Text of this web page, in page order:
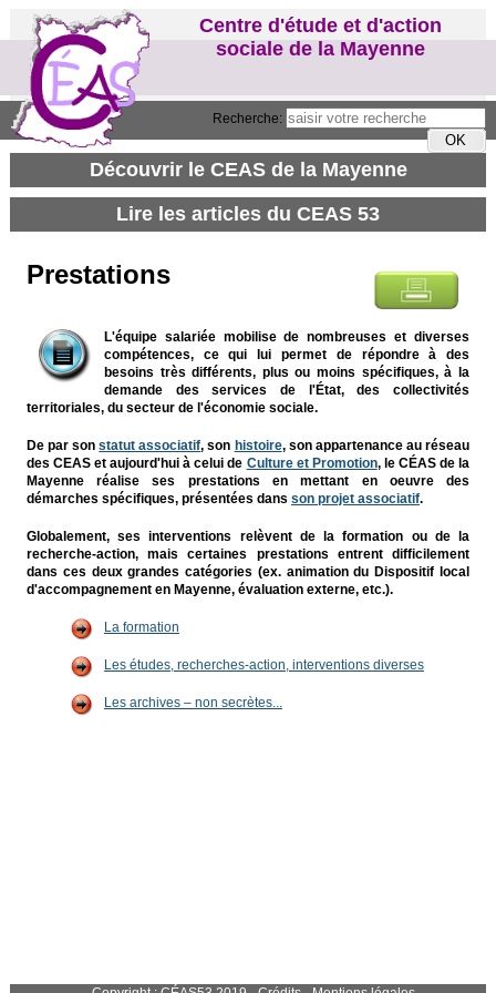
Recherche:
Centre d'étude et d'action
sociale de la Mayenne
Prestations
L'équipe salariée mobilise de nombreuses et diverses
compétences, ce qui lui permet de répondre à des
besoins très différents, plus ou moins spécifiques, à la
demande des services de l'État, des collectivités
territoriales, du secteur de l'économie sociale.
De par sonstatut associatif, son histoire, son appartenance au réseau
des CEAS et aujourd'hui à celui de Culture et Promotion, le CÉAS de la
Mayenne réalise ses prestations en mettant en oeuvre des
démarches spécifiques, présentées dans son projet associatif.
Globalement, ses interventions relèvent de la formation ou de la
recherche-action, mais certaines prestations entrent difficilement
dans ces deux grandes catégories (ex. animation du Dispositif local
d'accompagnement en Mayenne, évaluation externe, etc.).
La formation
Les études, recherches-action, interventions diverses
Les archives – non secrètes...